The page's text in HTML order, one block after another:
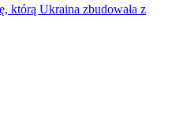
którą Ukraina zbudowała z